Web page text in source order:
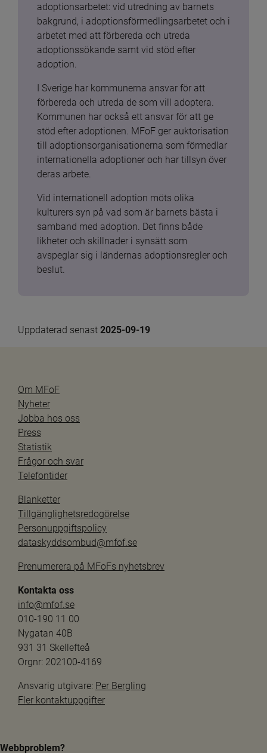
adoptionsarbetet: vid utredning av barnets
bakgrund, i adoptionsförmedlingsarbetet och i
arbetet med att förbereda och utreda
adoptionssökande samt vid stöd efter
adoption.
I Sverige har kommunerna ansvar för att
förbereda och utreda de som vill adoptera.
Kommunen har också ett ansvar för att ge
stöd efter adoptionen. MFoF ger auktorisation
till adoptionsorganisationerna som förmedlar
internationella adoptioner och har tillsyn över
deras arbete.
Vid internationell adoption möts olika
kulturers syn på vad som är barnets bästa i
samband med adoption. Det finns både
likheter och skillnader i synsätt som
avspeglar sig i ländernas adoptionsregler och
beslut.
Uppdaterad senast 2025-09-19
Om MFoF
Nyheter
Jobba hos oss
Press
Statistik
Frågor och svar
Telefontider
Blanketter
Tillgänglighetsredogörelse
Personuppgiftspolicy
dataskyddsombud@mfof.se
Prenumerera på MFoFs nyhetsbrev
Kontakta oss
info@mfof.se
010-190 11 00
Nygatan 40B
931 31 Skellefteå
Orgnr: 202100-4169
Ansvarig utgivare: Per Bergling
Fler kontaktuppgifter
Webbproblem?